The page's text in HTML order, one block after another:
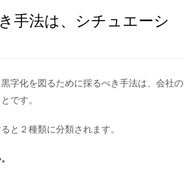
手法は、シチュエーシ
字化を図るために採るべき手法は、会社の
です。
と２種類に分類されます。